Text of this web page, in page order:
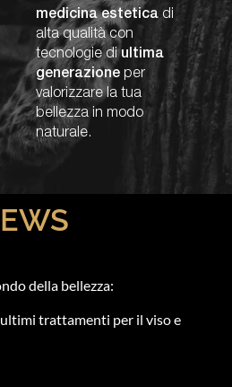
medicina esteticadi
alta qualità con
tecnologie diultima
generazioneper
valorizzare la tua
bellezza in modo
naturale.
della bellezza:
trattamenti per il viso e